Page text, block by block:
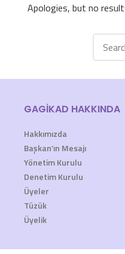
Apologies, but no
GAGİKAD HAKKINDA
Hakkımızda
Başkan’ın Mesajı
Yönetim Kurulu
Denetim Kurulu
Üyeler
Tüzük
Üyelik